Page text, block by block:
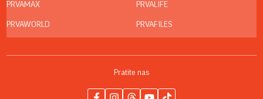
PRVAMAX
PRVAWORLD
PRVALIFE
PRVAFILES
Pratite nas